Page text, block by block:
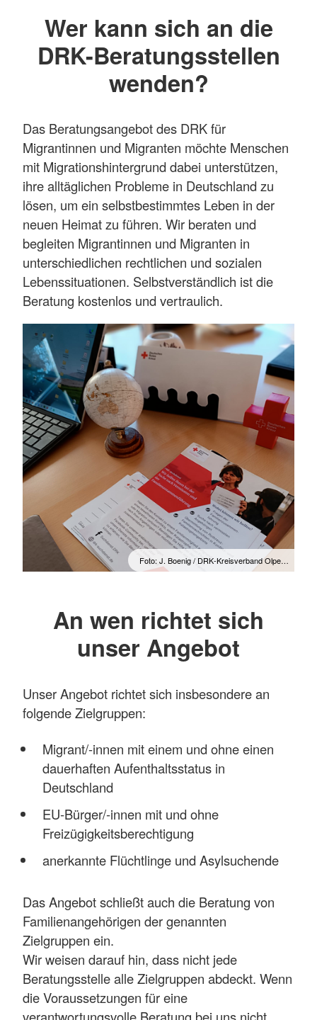
Wer kann sich an die
DRK-Beratungsstellen
wenden?
Foto: J. Boenig / DRK-Kreisverband Olpe…
Das Beratungsangebot des DRK für
Migrantinnen und Migranten möchte Menschen
mit Migrationshintergrund dabei unterstützen,
ihre alltäglichen Probleme in Deutschland zu
lösen, um ein selbstbestimmtes Leben in der
neuen Heimat zu führen. Wir beraten und
begleiten Migrantinnen und Migranten in
unterschiedlichen rechtlichen und sozialen
Lebenssituationen. Selbstverständlich ist die
Beratung kostenlos und vertraulich.
An wen richtet sich
unser Angebot
Unser Angebot richtet sich insbesondere an
folgende Zielgruppen:
Migrant/-innen mit einem und ohne einen
dauerhaften Aufenthaltsstatus in
Deutschland
EU-Bürger/-innen mit und ohne
Freizügigkeitsberechtigung
anerkannte Flüchtlinge und Asylsuchende
Das Angebot schließt auch die Beratung von
Familienangehörigen der genannten
Zielgruppen ein.
Wir weisen darauf hin, dass nicht jede
Beratungsstelle alle Zielgruppen abdeckt. Wenn
die Voraussetzungen für eine